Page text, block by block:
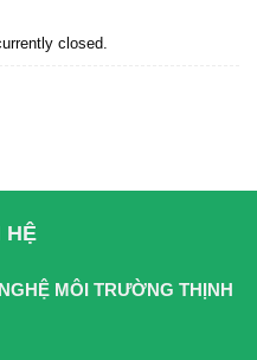
closed.
HỆ
MÔI TRƯỜNG THỊNH